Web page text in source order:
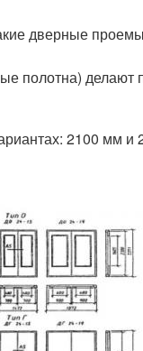
дверные
полотна)
2100 мм